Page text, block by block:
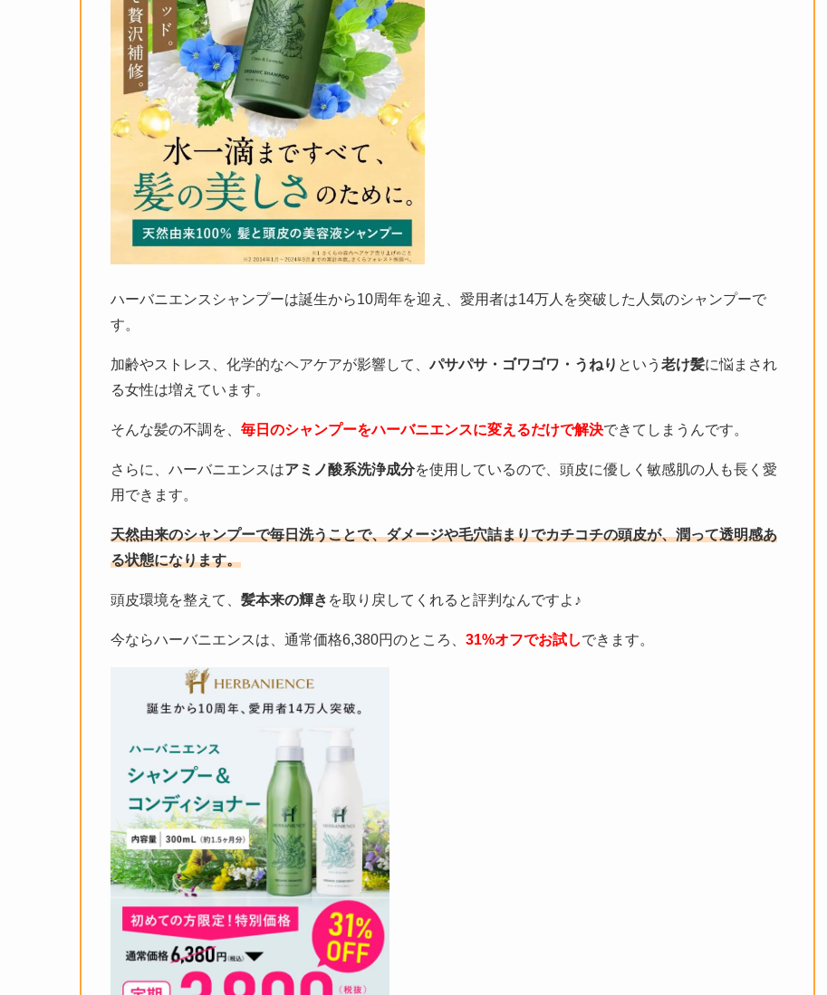
ハーバニエンスシャンプーは誕生から10周年を迎え、愛用者は14万人を突破した人気のシャンプーで
す。
加齢やストレス、化学的なヘアケアが影響して、パサパサ・ゴワゴワ・うねり という 老け髪に悩まされ
る女性は増えています。
そんな髪の不調を、 毎日のシャンプーをハーバニエンスに変えるだけで解決できてしまうんです。
さらに、ハーバニエンスはアミノ酸系洗浄成分を使用しているので、頭皮に優しく敏感肌の人も長く愛
用できます。
天然由来のシャンプーで毎日洗うことで、ダメージや毛穴詰まりでカチコチの頭皮が、潤って透明感あ
る状態になります。
頭皮環境を整えて、 髪本来の輝き を取り戻してくれると評判なんですよ♪
今ならハーバニエンスは、通常価格6,380円のところ、 31%オフでお試しできます。